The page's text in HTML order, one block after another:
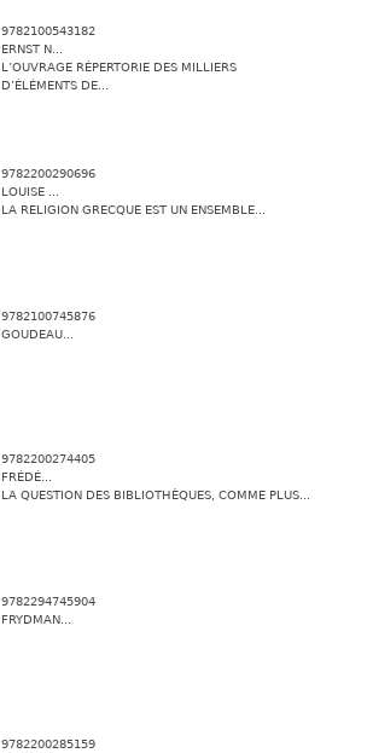
9782100543182
ERNST N...
L’OUVRAGE RÉPERTORIE DES MILLIERS
D’ÉLÉMENTS DE...
9782200290696
LOUISE ...
LA RELIGION GRECQUE EST UN ENSEMBLE...
9782100745876
GOUDEAU...
9782200274405
FRÉDÉ...
LA QUESTION DES BIBLIOTHÈQUES, COMME PLUS...
9782294745904
FRYDMAN...
9782200285159